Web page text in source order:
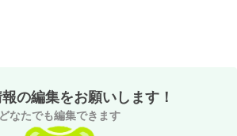
の編集をお願いします！
どなたでも編集できます